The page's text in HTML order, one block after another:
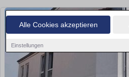
Alle Cookies akzeptieren
Einstellungen